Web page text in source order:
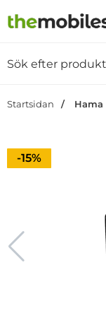
Startsidan Hama
Priset är
-15%